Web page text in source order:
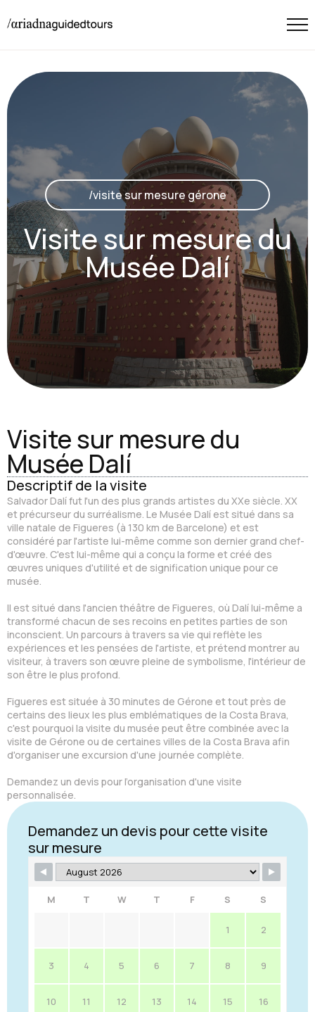
/visite sur mesure gérone
Visite sur mesure du
Musée Dalí
Visite sur mesure du
Musée Dalí
Descriptif de la visite
Salvador Dalí fut l'un des plus grands artistes du XXe siècle. XX
et précurseur du surréalisme. Le Musée Dalí est situé dans sa
ville natale de Figueres (à 130 km de Barcelone) et est
considéré par l'artiste lui-même comme son dernier grand chef-
d'œuvre. C'est lui-même qui a conçu la forme et créé des
œuvres uniques d'utilité et de signification unique pour ce
musée.
Il est situé dans l'ancien théâtre de Figueres, où Dalí lui-même a
transformé chacun de ses recoins en petites parties de son
inconscient. Un parcours à travers sa vie qui reflète les
expériences et les pensées de l'artiste, et prétend montrer au
visiteur, à travers son œuvre pleine de symbolisme, l'intérieur de
son être le plus profond.
Figueres est située à 30 minutes de Gérone et tout près de
certains des lieux les plus emblématiques de la Costa Brava,
c'est pourquoi la visite du musée peut être combinée avec la
visite de Gérone ou de certaines villes de la Costa Brava afin
d'organiser une excursion d'une journée complète.
Demandez un devis pour l’organisation d'une visite
personnalisée.
Demandez un devis pour cette visite
sur mesure
M T W T F S S
1 2
3 4 5 6 7 8 9
10 11 12 13 14 15 16